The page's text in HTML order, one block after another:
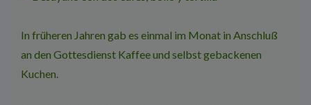
In früheren Jahren gab es einmal im Monat in Anschluß
an den Gottesdienst Kaffee und selbst gebackenen
Kuchen.